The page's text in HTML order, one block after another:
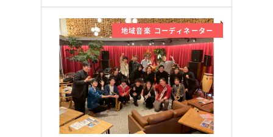
地域音楽 コーディネーター